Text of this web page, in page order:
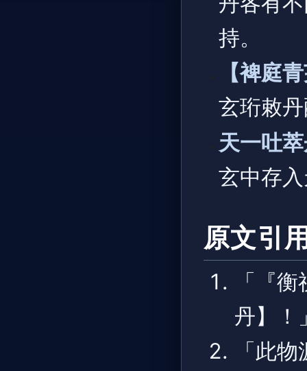
持。
【裨庭
玄珩敕
天一吐
玄中存
原文引
「『
丹】
「此